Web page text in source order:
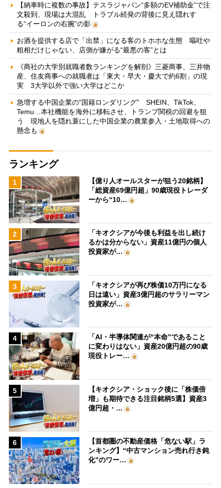
【納車時に複数の事故】テスラジャパン“多額のEV補助金”で注
文殺到、現場は大混乱 トラブル続発の背後に見え隠れす
る“イーロンの右腕”の影
お酒を提供する店で「出禁」になる客のトホホな生態 嘔吐や
粗相だけじゃない、店側が嫌がる“最悪の客”とは
《商社の大学別就職者数ランキングを解剖》三菱商事、三井物
産、住友商事への就職者は「東大・早大・慶大で約6割」の現
実 3大学以外で強い大学はどこか
急増する中国企業の“国籍ロンダリング” SHEIN、TikTok、
Temu…本社機能を海外に移転させ、トランプ関税の回避を狙
う 現地人を隠れ蓑にした中国企業の農業参入・土地取得への
懸念も
ランキング
1
【億り人オールスターが狙う20銘柄】
「総資産69億円超」90歳現役トレーダ
ーから“10…
2
「キオクシアが今後も利益を出し続け
るかは分からない」資産11億円の個人
投資家が…
3
「キオクシアが再び株価10万円になる
日は遠い」資産3億円超のサラリーマン
投資家が…
4
「AI・半導体関連が“本命”であること
に変わりはない」資産20億円超の90歳
現役トレー…
5
【キオクシア・ショック後に「株価倍
増」も期待できる注目銘柄5選】資産3
億円超・…
6
【首都圏の不動産価格「危ない駅」ラ
ンキング】“中古マンション売れ行き鈍
化”のワー…